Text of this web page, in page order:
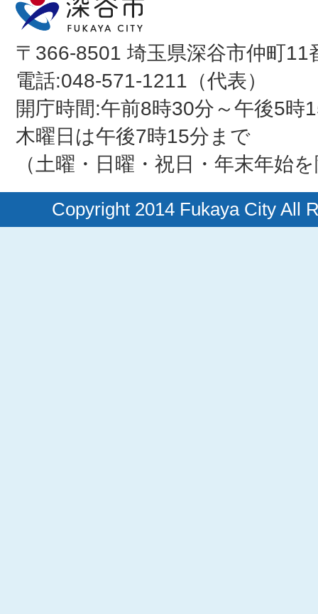
〒366-8501 埼玉県深谷市仲町11
電話:048-571-1211（代表）
開庁時間:午前8時30分～午後5時
木曜日は午後7時15分まで
（土曜・日曜・祝日・年末年始
Copyright 2014 Fukaya City All